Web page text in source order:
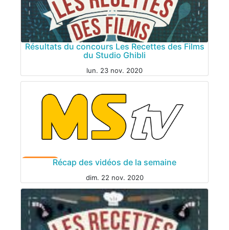
Résultats du concours Les Recettes des Films
du Studio Ghibli
lun. 23 nov. 2020
VIE DU SITERécap des vidéos de la semaine
dim. 22 nov. 2020